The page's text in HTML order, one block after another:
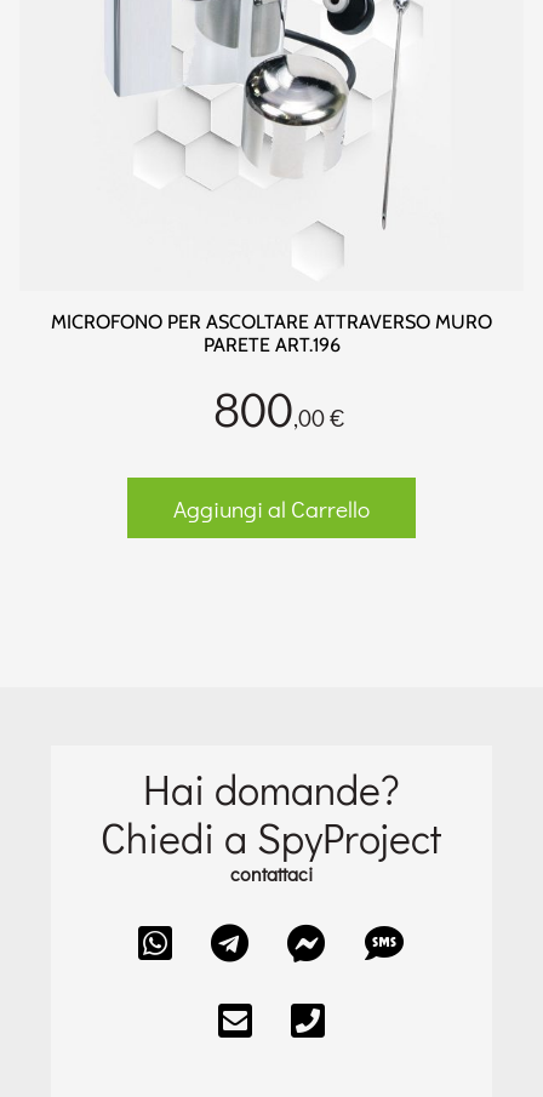
MICROFONO PER ASCOLTARE ATTRAVERSO MURO
PARETE ART.196
800,00 €
Aggiungi al Carrello
Hai domande?
Chiedi a SpyProject
contattaci